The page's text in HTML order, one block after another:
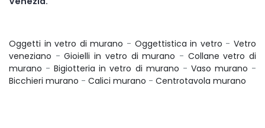
Oggetti in vetro di murano - Oggettistica in vetro -Vetro
veneziano -Gioielli in vetro di murano - Collane vetro di
murano -Bigiotteria in vetro di murano - Vaso murano -
Bicchieri murano - Calici murano - Centrotavola murano